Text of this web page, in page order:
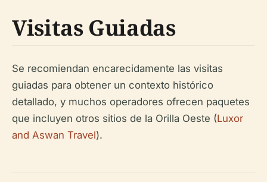
Visitas Guiadas
Se recomiendan encarecidamente las visitas
guiadas para obtener un contexto histórico
detallado, y muchos operadores ofrecen paquetes
que incluyen otros sitios de la Orilla Oeste (Luxor
and Aswan Travel).